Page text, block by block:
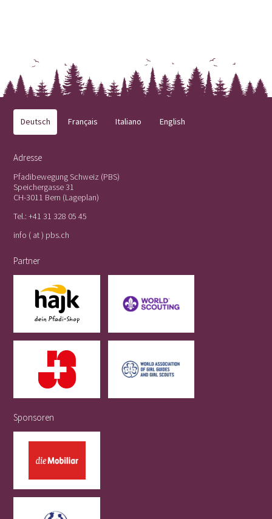
Deutsch Français Italiano English
Adresse
Pfadibewegung Schweiz (PBS)
Speichergasse 31
CH-3011 Bern (Lageplan)
Tel.:+41 31 328 05 45
info ( at ) pbs.ch
Partner
Sponsoren